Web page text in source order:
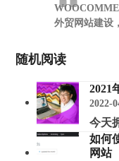
外贸网站建设
随机阅读
2021
2022-
今天
如何
网站